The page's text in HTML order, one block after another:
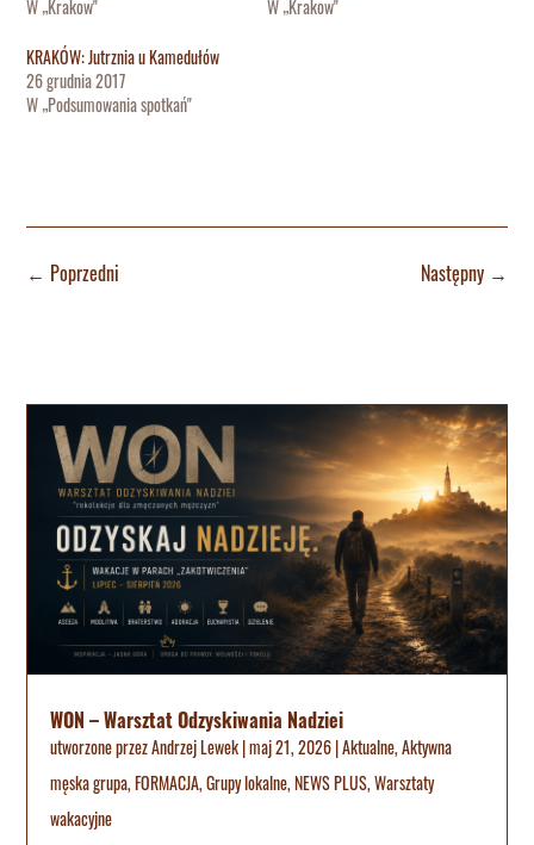
W „Krakow"
W „Krakow"
KRAKÓW: Jutrznia u Kamedułów
26 grudnia 2017
W „Podsumowania spotkań"
← Poprzedni Następny→
WON – Warsztat Odzyskiwania Nadziei
utworzone przezAndrzej Lewek|maj 21, 2026|Aktualne,Aktywna
męska grupa,FORMACJA,Grupy lokalne,NEWS PLUS,Warsztaty
wakacyjne